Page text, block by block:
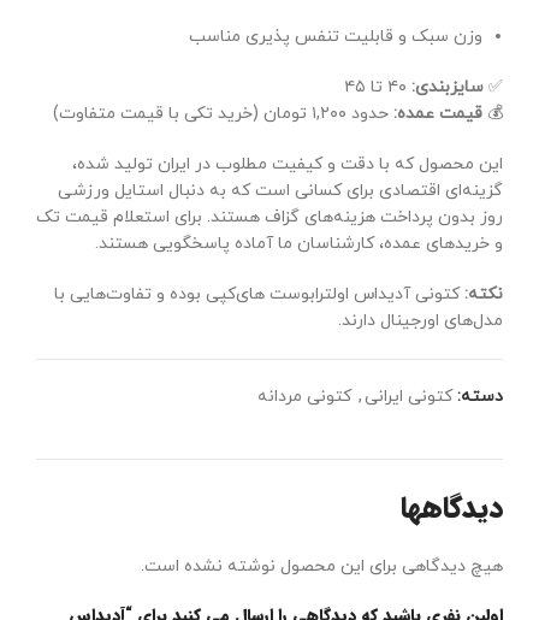
وزن سبک و قابلیت تنفس پذیری مناسب
✅ سایزبندی:
💰 قیمت عمده: حدود ۱,۲۰۰ تومان (خرید تکی با قیمت متفاوت)
این محصول که با دقت و کیفیت مطلوب در ایران تولید شده،
گزینه‌ای اقتصادی برای کسانی است که به دنبال استایل ورزشی
روز بدون پرداخت هزینه‌های گزاف هستند. برای استعلام قیمت تک
و خریدهای عمده، کارشناسان ما آماده پاسخگویی هستند.
نکته: کتونی آدیداس اولترابوست های‌کپی بوده و تفاوت‌هایی با
مدل‌های اورجینال دارند.
دسته: کتونی ایرانی , کتونی مردانه
دیدگاهها
هیچ دیدگاهی برای این محصول نوشته نشده است.